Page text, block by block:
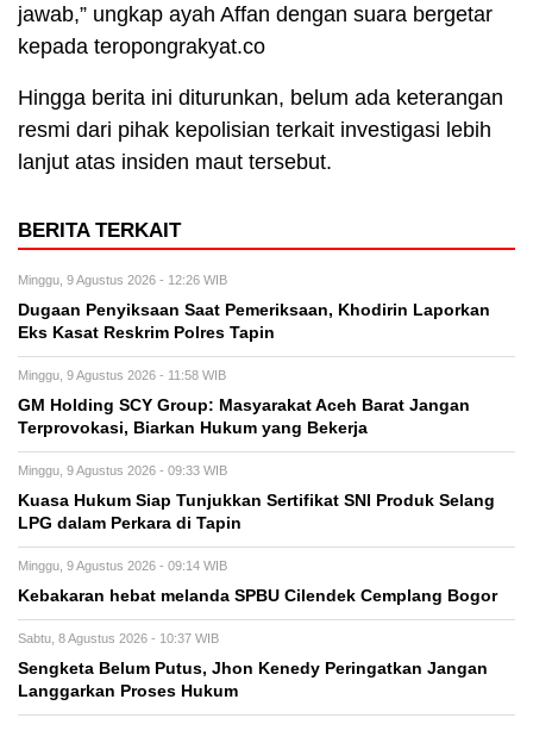
jawab,” ungkap ayah Affan dengan suara bergetar
kepada teropongrakyat.co
Hingga berita ini diturunkan, belum ada keterangan
resmi dari pihak kepolisian terkait investigasi lebih
lanjut atas insiden maut tersebut.
BERITA TERKAIT
Minggu, 9 Agustus 2026 - 12:26 WIB
Dugaan Penyiksaan Saat Pemeriksaan, Khodirin Laporkan
Eks Kasat Reskrim Polres Tapin
Minggu, 9 Agustus 2026 - 11:58 WIB
GM Holding SCY Group: Masyarakat Aceh Barat Jangan
Terprovokasi, Biarkan Hukum yang Bekerja
Minggu, 9 Agustus 2026 - 09:33 WIB
Kuasa Hukum Siap Tunjukkan Sertifikat SNI Produk Selang
LPG dalam Perkara di Tapin
Minggu, 9 Agustus 2026 - 09:14 WIB
Kebakaran hebat melanda SPBU Cilendek Cemplang Bogor
Sabtu, 8 Agustus 2026 - 10:37 WIB
Sengketa Belum Putus, Jhon Kenedy Peringatkan Jangan
Langgarkan Proses Hukum